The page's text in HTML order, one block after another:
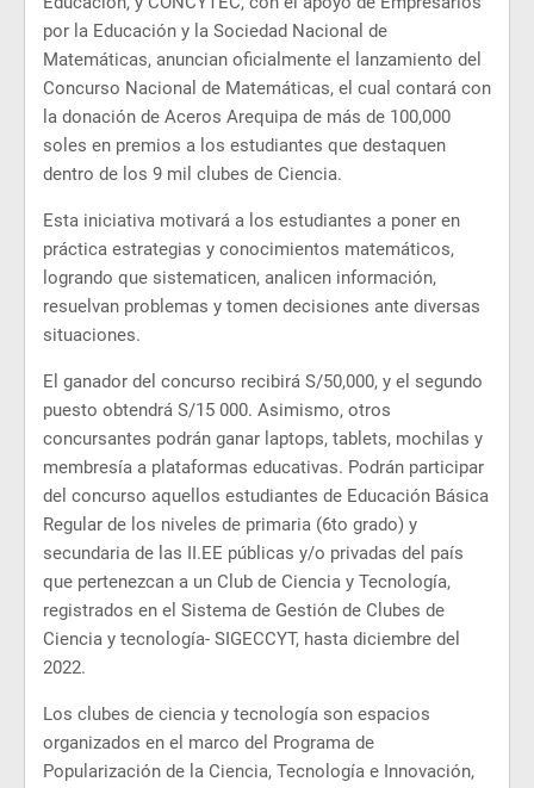
por la Educación y la Sociedad Nacional de
Matemáticas, anuncian oficialmente el lanzamiento del
Concurso Nacional de Matemáticas, el cual contará con
la donación de Aceros Arequipa de más de 100,000
soles en premios a los estudiantes que destaquen
dentro de los 9 mil clubes de Ciencia.
Esta iniciativa motivará a los estudiantes a poner en
práctica estrategias y conocimientos matemáticos,
logrando que sistematicen, analicen información,
resuelvan problemas y tomen decisiones ante diversas
situaciones.
El ganador del concurso recibirá S/50,000, y el segundo
puesto obtendrá S/15 000. Asimismo, otros
concursantes podrán ganar laptops, tablets, mochilas y
membresía a plataformas educativas. Podrán participar
del concurso aquellos estudiantes de Educación Básica
Regular de los niveles de primaria (6to grado) y
secundaria de las II.EE públicas y/o privadas del país
que pertenezcan a un Club de Ciencia y Tecnología,
registrados en el Sistema de Gestión de Clubes de
Ciencia y tecnología- SIGECCYT, hasta diciembre del
2022.
Los clubes de ciencia y tecnología son espacios
organizados en el marco del Programa de
Popularización de la Ciencia, Tecnología e Innovación,